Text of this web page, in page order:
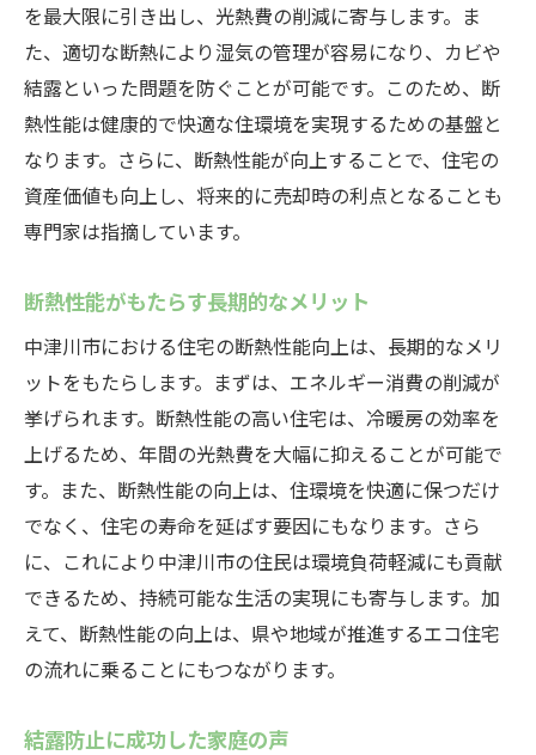
を最大限に引き出し、光熱費の削減に寄与します。ま
た、適切な断熱により湿気の管理が容易になり、カビや
結露といった問題を防ぐことが可能です。このため、断
熱性能は健康的で快適な住環境を実現するための基盤と
なります。さらに、断熱性能が向上することで、住宅の
資産価値も向上し、将来的に売却時の利点となることも
専門家は指摘しています。
断熱性能がもたらす長期的なメリット
中津川市における住宅の断熱性能向上は、長期的なメリ
ットをもたらします。まずは、エネルギー消費の削減が
挙げられます。断熱性能の高い住宅は、冷暖房の効率を
上げるため、年間の光熱費を大幅に抑えることが可能で
す。また、断熱性能の向上は、住環境を快適に保つだけ
でなく、住宅の寿命を延ばす要因にもなります。さら
に、これにより中津川市の住民は環境負荷軽減にも貢献
できるため、持続可能な生活の実現にも寄与します。加
えて、断熱性能の向上は、県や地域が推進するエコ住宅
の流れに乗ることにもつながります。
結露防止に成功した家庭の声